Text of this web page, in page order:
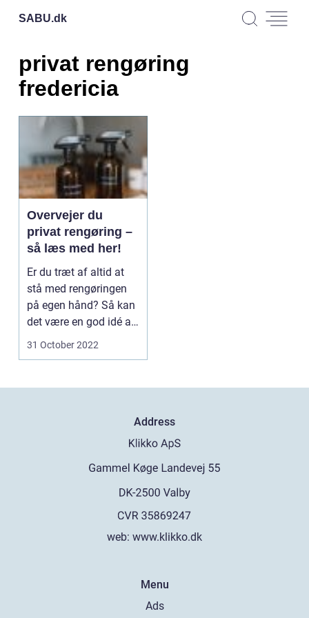
SABU.dk
privat rengøring
fredericia
Overvejer du
privat rengøring –
så læs med her!
Er du træt af altid at
stå med rengøringen
på egen hånd? Så kan
det være en god idé at
overveje priv...
31 October 2022
Address
web: www.klikko.dk
Menu
Ads